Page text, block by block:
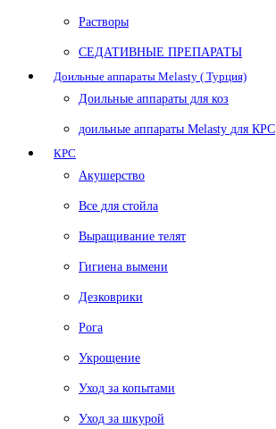
Растворы
СЕДАТИВНЫЕ ПРЕПАРАТЫ
Доильные аппараты Melasty ( Турция)
Доильные аппараты для коз
доильные аппараты Melasty для КРС
КРС
Акушерство
Все для стойла
Выращивание телят
Гигиена вымени
Дезковрики
Рога
Укрощение
Уход за копытами
Уход за шкурой